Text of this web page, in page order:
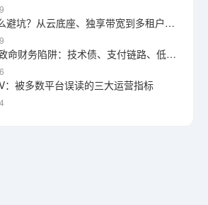
香港SaaS部署怎么避坑？从云底座、独享带宽到多租户隔离的完整思路
跨行做包网的3个致命财务陷阱：技术债、支付链路、低价源码
：被多数平台误读的三大运营指标